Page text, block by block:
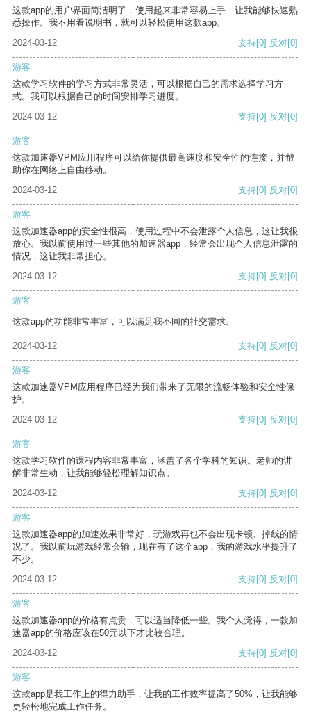
这款app的用户界面简洁明了，使用起来非常容易上手，让我能够快速熟
悉操作。我不用看说明书，就可以轻松使用这款app。
2024-03-12
支持[0] 反对[0]
游客
这款学习软件的学习方式非常灵活，可以根据自己的需求选择学习方
式。我可以根据自己的时间安排学习进度。
2024-03-12
支持[0] 反对[0]
游客
这款加速器VPM应用程序可以给你提供最高速度和安全性的连接，并帮
助你在网络上自由移动。
2024-03-12
支持[0] 反对[0]
游客
这款加速器app的安全性很高，使用过程中不会泄露个人信息，这让我很
放心。我以前使用过一些其他的加速器app，经常会出现个人信息泄露的
情况，这让我非常担心。
2024-03-12
支持[0] 反对[0]
游客
这款app的功能非常丰富，可以满足我不同的社交需求。
2024-03-12 支持[0] 反对[0]
游客
这款加速器VPM应用程序已经为我们带来了无限的流畅体验和安全性保
护。
2024-03-12
支持[0] 反对[0]
游客
这款学习软件的课程内容非常丰富，涵盖了各个学科的知识。老师的讲
解非常生动，让我能够轻松理解知识点。
2024-03-12
支持[0] 反对[0]
游客
这款加速器app的加速效果非常好，玩游戏再也不会出现卡顿、掉线的情
况了。我以前玩游戏经常会输，现在有了这个app，我的游戏水平提升了
不少。
2024-03-12
支持[0] 反对[0]
游客
这款加速器app的价格有点贵，可以适当降低一些。我个人觉得，一款加
速器app的价格应该在50元以下才比较合理。
2024-03-12
支持[0] 反对[0]
游客
这款app是我工作上的得力助手，让我的工作效率提高了50%，让我能够
更轻松地完成工作任务。